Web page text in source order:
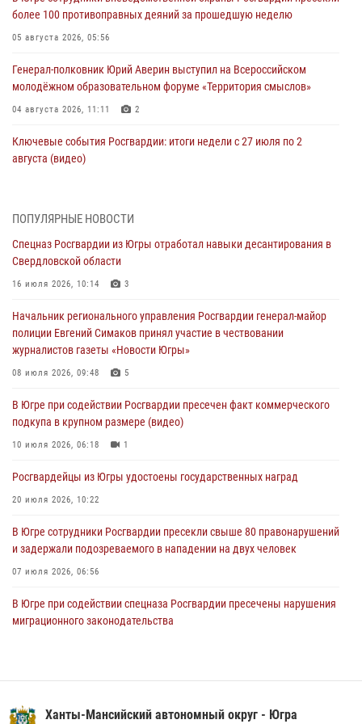
более 100 противоправных деяний за прошедшую неделю
05 августа 2026, 05:56
Генерал-полковник Юрий Аверин выступил на Всероссийском
молодёжном образовательном форуме «Территория смыслов»
04 августа 2026, 11:11 2
Ключевые события Росгвардии: итоги недели с 27 июля по 2
августа (видео)
Сотрудник Росгвардии из Югры спас ребёнка от нападения дикой
04 августа 2026, 06:17 1
Росгвардия обеспечила безопасность открытия Всероссийских
столице Югры
Росгвардия противодействует БПЛА ВСУ на южном направлении
03 августа 2026, 05:29
«Росгвардия. Вехи истории»: специальные моторизованные части
02 августа 2026, 10:59
ПОПУЛЯРНЫЕ НОВОСТИ
Спецназ Росгвардии из Югры отработал навыки десантирования в
Свердловской области
16 июля 2026, 10:14 3
Начальник регионального управления Росгвардии генерал-майор
полиции Евгений Симаков принял участие в чествовании
журналистов газеты «Новости Югры»
08 июля 2026, 09:48 5
В Югре при содействии Росгвардии пресечен факт коммерческого
подкупа в крупном размере (видео)
10 июля 2026, 06:18 1
Росгвардейцы из Югры удостоены государственных наград
20 июля 2026, 10:22
В Югре сотрудники Росгвардии пресекли свыше 80 правонарушений
и задержали подозреваемого в нападении на двух человек
07 июля 2026, 06:56
В Югре при содействии спецназа Росгвардии пресечены нарушения
миграционного законодательства
16 июля 2026, 04:54 4
Ханты-Мансийский автономный округ - Югра